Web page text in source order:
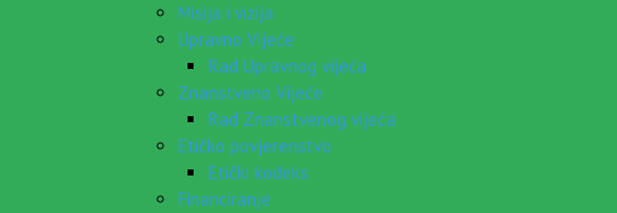
Misija i vizija
Upravno Vijeće
Rad Upravnog vijeća
Znanstveno Vijeće
Rad Znanstvenog vijeća
Etičko povjerenstvo
Etički kodeks
Financiranje